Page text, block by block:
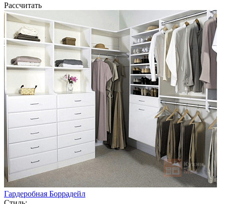
Рассчитать
Гардеробная Боррадейл